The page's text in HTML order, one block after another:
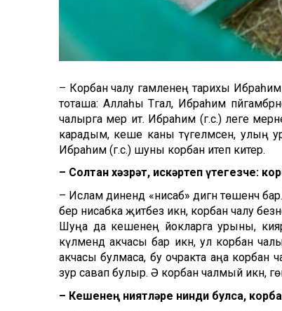
– Корбан чалу гамәленең тарихы
тоташа: Аллаһы Тәгалә, Ибраһим
чалырга әмер итә. Ибраһим (г.с.) әлеге
карадым, кеше каны түгелмәсен, улың
Ибраһим (г.с.) шуны корбан итеп китерә.
– Солтан хәзрәт, искәртеп үтегезче:
– Ислам динендә «нисаб» дигән төшенчә
бер нисабка җитәбез икән, корбан чалу
Шуңа да кешенең йокларга урыны,
күләмендә акчасы бар икән, ул корбан
акчасы булмаса, бу очракта аңа корбан
зур савап булыр. Ә корбан чалмый икән,
– Кешенең ниятләре нинди булса,